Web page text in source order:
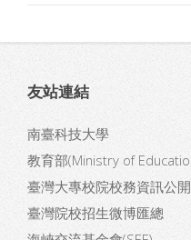
友站連結
南臺科技大學
教育部(Ministry of
臺灣大專校院校務資訊公
臺灣院校招生微博匯總